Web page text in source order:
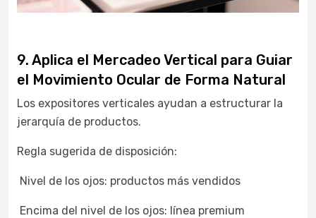
9. Aplica el Mercadeo Vertical para Guiar
el Movimiento Ocular de Forma Natural
Los expositores verticales ayudan a estructurar la
jerarquía de productos.
Regla sugerida de disposición:
Nivel de los ojos: productos más vendidos
Encima del nivel de los ojos: línea premium